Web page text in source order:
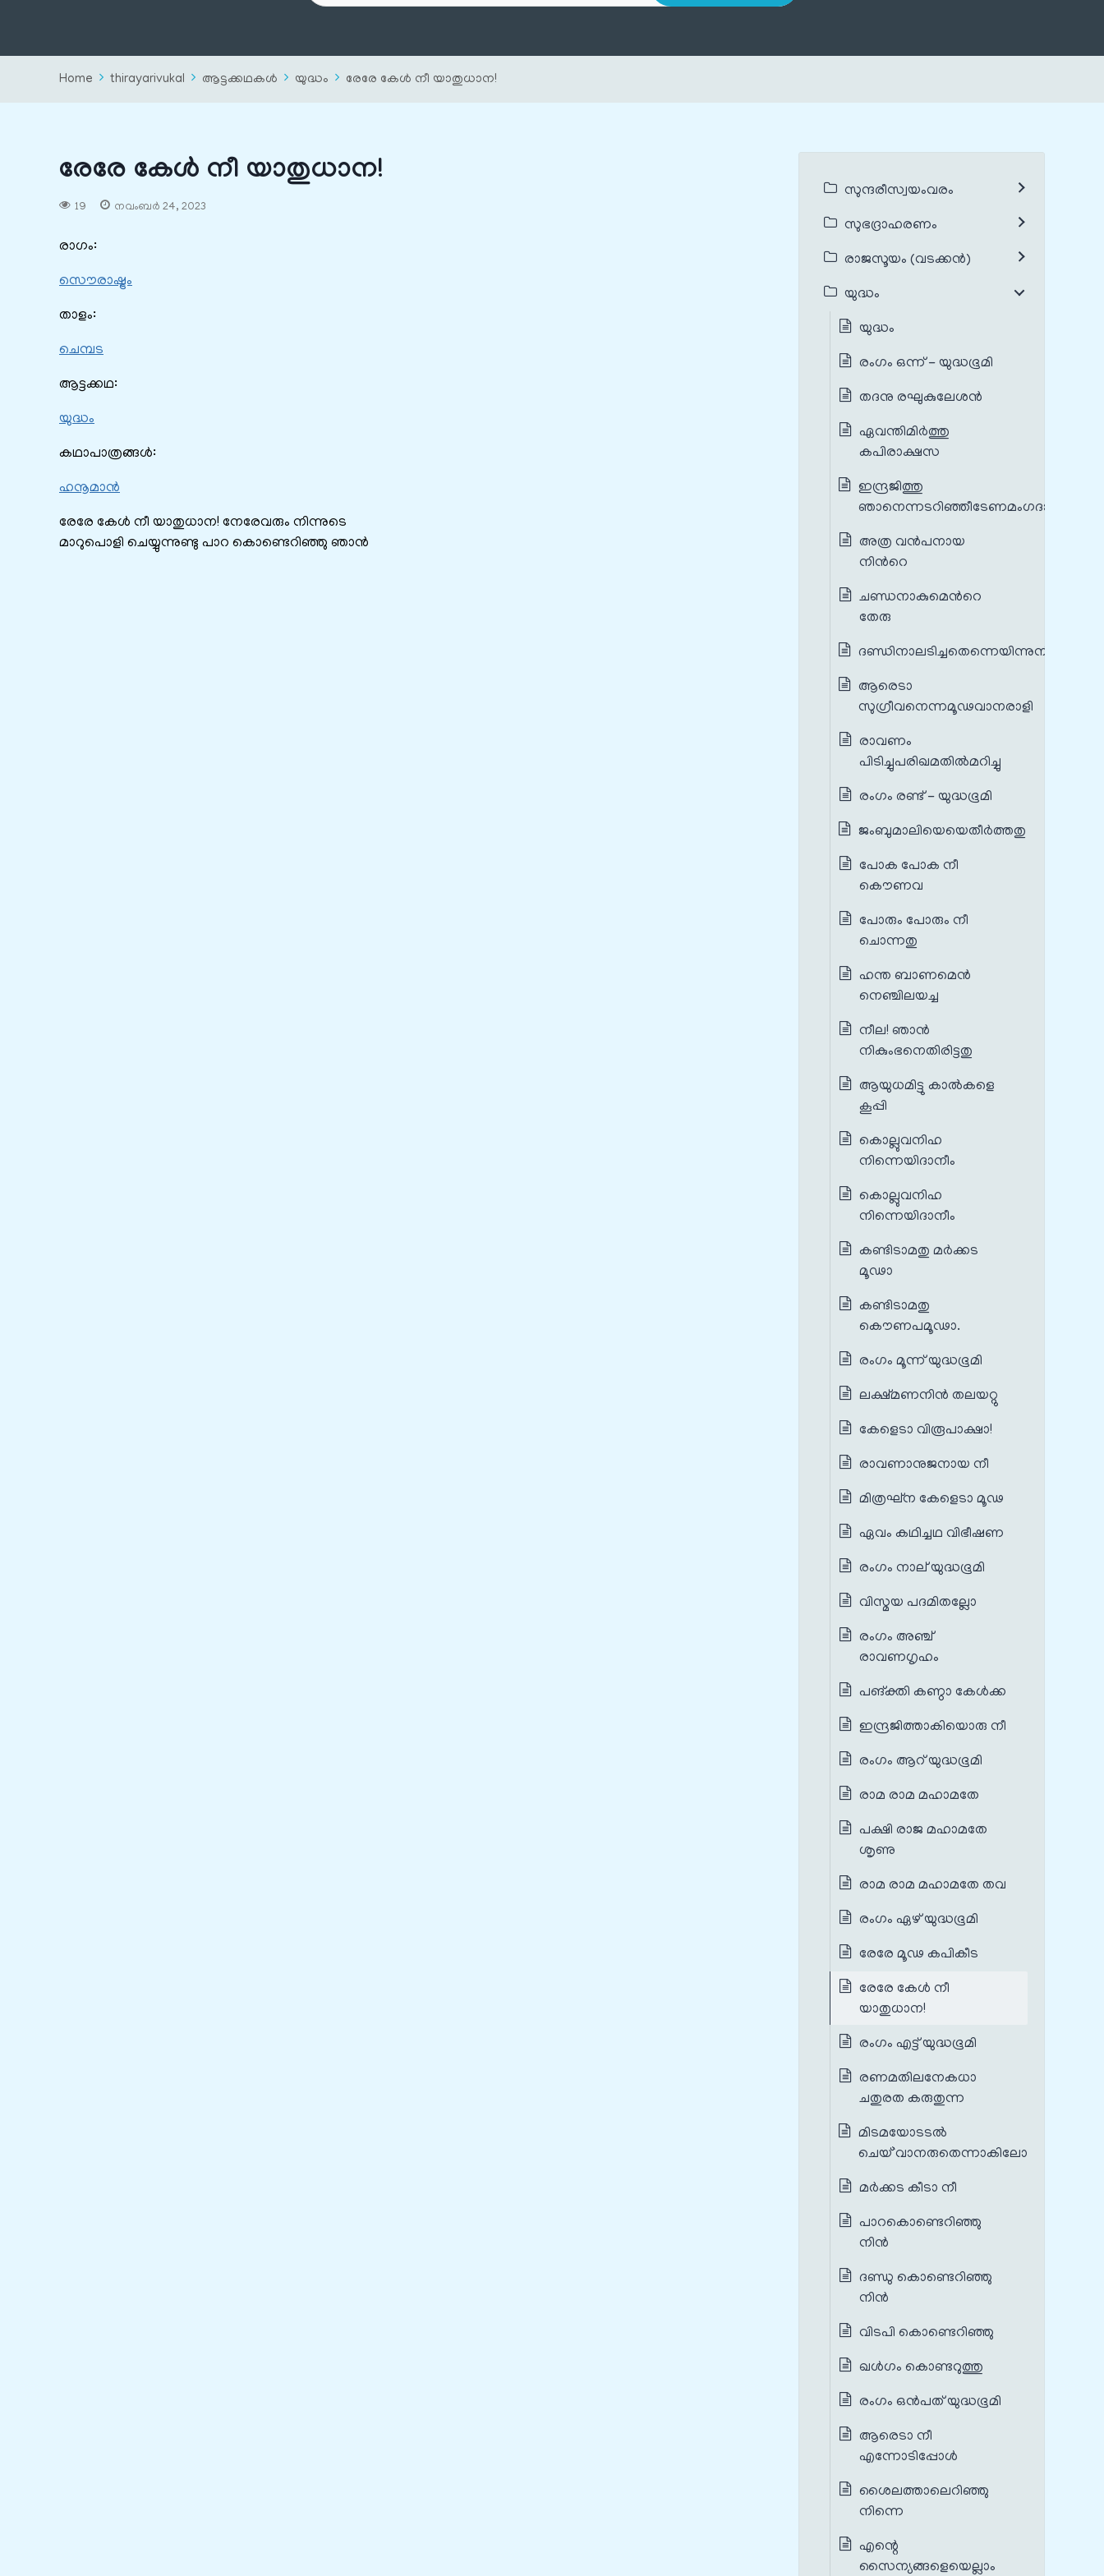
Home thirayarivukal ആട്ടക്കഥകൾ യുദ്ധം രേരേ കേൾ നീ യാതുധാന!
രേരേ കേൾ നീ യാതുധാന!
19 നവംബർ 24, 2023
രാഗം:
സൌരാഷ്ട്രം
താളം:
ചെമ്പട
ആട്ടക്കഥ:
യുദ്ധം
കഥാപാത്രങ്ങൾ:
ഹനൂമാൻ
രേരേ കേൾ നീ യാതുധാന! നേരേവരും നിന്നുടെ
മാറുപൊളി ചെയ്യുന്നുണ്ടു പാറ കൊണ്ടെറിഞ്ഞു ഞാന്‍
സുന്ദരീസ്വയംവരം
സുഭദ്രാഹരണം
രാജസൂയം (വടക്കൻ)
യുദ്ധം
യുദ്ധം
രംഗം ഒന്ന് - യുദ്ധഭൂമി
തദനു രഘുകുലേശന്‍
ഏവന്തിമിര്‍ത്തു
കപിരാക്ഷസ
ഇന്ദ്രജിത്തു
ഞാനെന്നടറിഞ്ഞീടേണമംഗദാ
അത്ര വന്‍പനായ
നിന്‍റെ
ചണ്ഡനാകുമെന്‍റെ
തേരു
ദണ്ഡിനാലടിച്ചതെന്നെയിന്നുനീ
ആരെടാ
സുഗ്രീവനെന്നമൂഢവാനരാളി
രാവണം
പിടിച്ചുപരിഖമതില്‍മറിച്ചു
രംഗം രണ്ട് - യുദ്ധഭൂമി
ജംബുമാലിയെയെതീര്‍ത്തതു
പോക പോക നീ
കൌണവ
പോരും പോരും നീ
ചൊന്നതു
ഹന്ത ബാണമെൻ
നെഞ്ചിലയച്ച
നീല! ഞാന്‍
നികുംഭനെതിരിട്ടതു
ആയുധമിട്ടു കാല്‍കളെ
കൂപ്പി
കൊല്ലുവനിഹ
നിന്നെയിദാനീം
കൊല്ലുവനിഹ
നിന്നെയിദാനീം
കണ്ടിടാമതു മര്‍ക്കട
മൂഢാ
കണ്ടിടാമതു
കൌണപമൂഢാ.
രംഗം മൂന്ന് യുദ്ധഭൂമി
ലക്ഷ്മണനിന്‍ തലയറ്റു
കേളെടാ വിരൂപാക്ഷാ!
രാവണാനുജനായ നീ
മിത്രഘ്ന കേളെടാ മൂഢ
ഏവം കഥിച്ചഥ വിഭീഷണ
രംഗം നാല് യുദ്ധഭൂമി
വിസ്മയ പദമിതല്ലോ
രംഗം അഞ്ച്
രാവണഗൃഹം
പങ്‌ക്തി കണ്ഠാ കേള്‍ക്ക
ഇന്ദ്രജിത്താകിയൊരു നീ
രംഗം ആറ് യുദ്ധഭൂമി
രാമ രാമ മഹാമതേ
പക്ഷി രാജ മഹാമതേ
ശൃണു
രാമ രാമ മഹാമതേ തവ
രംഗം ഏഴ് യുദ്ധഭൂമി
രേരേ മൂഢ കപികീട
രേരേ കേൾ നീ
യാതുധാന!
രംഗം എട്ട് യുദ്ധഭൂമി
രണമതിലനേകധാ
ചതുരത കരുതുന്ന
മിടമയോടടൽ
ചെയ്`വാനരുതെന്നാകിലോ
മര്‍ക്കട കീടാ നീ
പാറകൊണ്ടെറിഞ്ഞു
നിന്‍
ദണ്ഡു കൊണ്ടെറിഞ്ഞു
നിന്‍
വിടപി കൊണ്ടെറിഞ്ഞു
ഖള്‍ഗം കൊണ്ടറുത്തു
രംഗം ഒൻപത് യുദ്ധഭൂമി
ആരെടാ നീ
എന്നോടിപ്പോൾ
ശൈലത്താലെറിഞ്ഞു
നിന്നെ
എന്റെ
സൈന്യങ്ങളെയെല്ലാം